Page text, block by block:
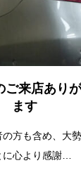
ご来店あり
ます
方も含め、大
に心より感謝…